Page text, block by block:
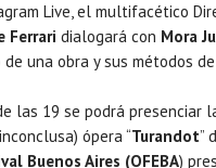
Live, el multifacético
Ferrari dialogará con Mora
una obra y sus métodos
las 19 se podrá presenciar
ópera “Turandot”
Buenos Aires (OFEBA)